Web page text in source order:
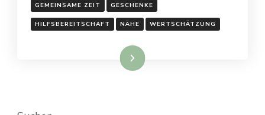
GEMEINSAME ZEIT GESCHENKE
HILFSBEREITSCHAFT NÄHE WERTSCHÄTZUNG
Weiterlesen